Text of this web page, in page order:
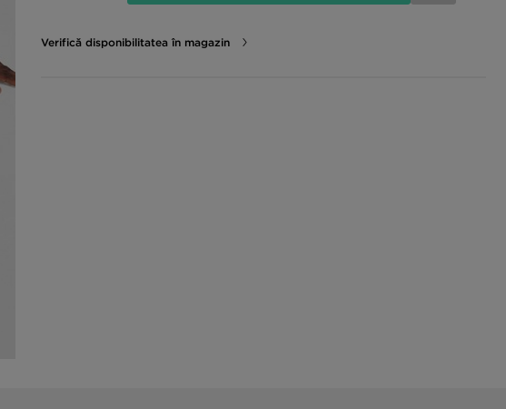
Verifică disponibilitatea în magazin